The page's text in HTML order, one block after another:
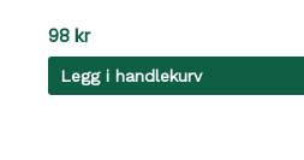
98 kr
Legg i handlekurv